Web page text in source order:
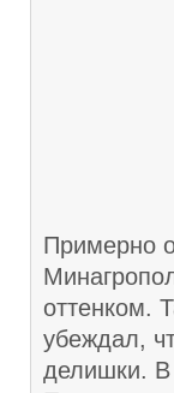
Примерно
оттенком.
убеждал,
делишки. В